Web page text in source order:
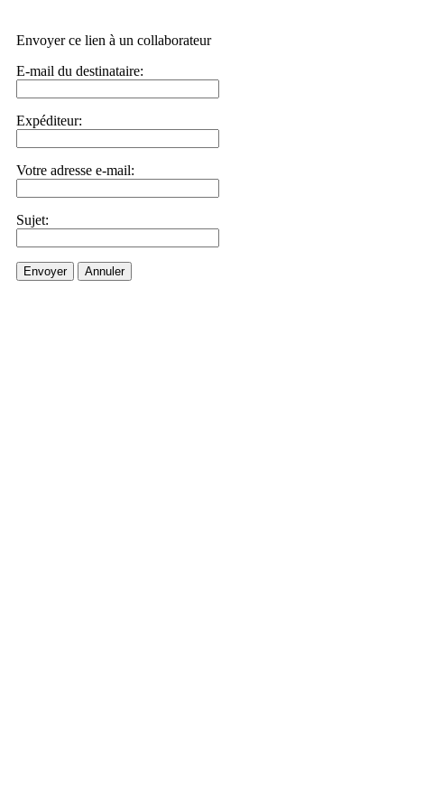
Envoyer ce lien à un collaborateur
E-mail du destinataire:
Expéditeur:
Votre adresse e-mail:
Sujet:
Envoyer Annuler